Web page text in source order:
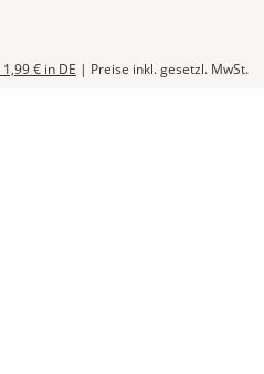
€ in DE | Preise inkl. gesetzl. MwSt.